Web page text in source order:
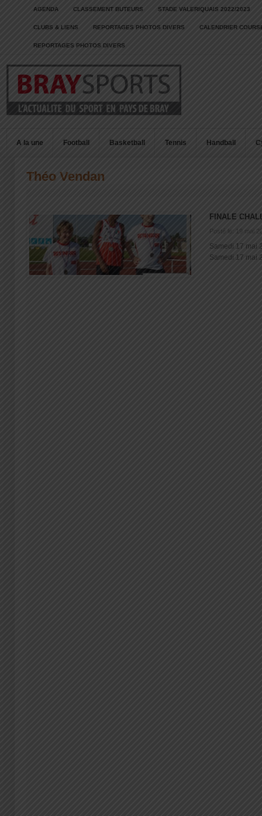
AGENDA CLASSEMENT BUTEURS STADE VALERIQUAIS 2022/2023
CLUBS & LIENS REPORTAGES PHOTOS DIVERS CALENDRIER
REPORTAGES PHOTOS DIVERS
A la une Football Basketball Tennis Handball
Théo Vendan
FINALE
Posté le: 19 mai
Samedi 17 mai
Samedi 17 mai